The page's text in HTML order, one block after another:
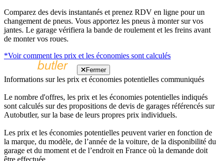
Comparez des devis instantanés et prenez RDV en ligne pour un
changement de pneus. Vous apportez les pneus à monter sur vos
jantes. Le garage vérifiera la bande de roulement et les freins avant
de monter vos roues.
*Voir comment les prix et les économies sont calculés
Fermer
Informations sur les prix et économies potentielles communiqués
Le nombre d'offres, les prix et les économies potentielles indiqués
sont calculés sur des propositions de devis de garages référencés sur
Autobutler, sur la base de leurs propres prix individuels.
Les prix et les économies potentielles peuvent varier en fonction de
la marque, du modèle, de l’année de la voiture, de la disponibilité du
garage et du moment et de l’endroit en France où la demande doit
être effectuée.